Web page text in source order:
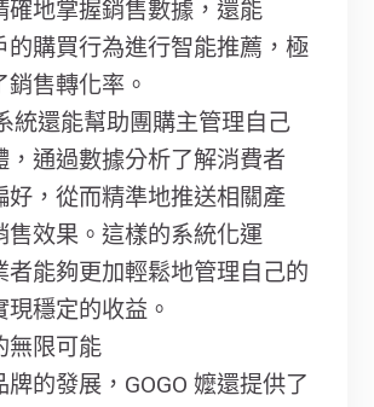
確地掌握銷售數據，還能
的購買行為進行智能推薦，極
售轉化率。
統還能幫助團購主管理自己
，通過數據分析了解消費者
好，從而精準地推送相關產
售效果。這樣的系統化運
者能夠更加輕鬆地管理自己的
現穩定的收益。
無限可能
牌的發展，GOGO 嬤還提供了